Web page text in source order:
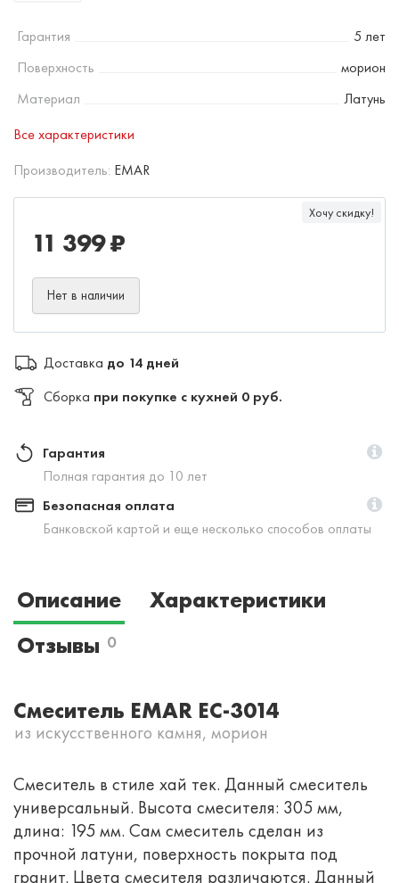
Гарантия
5 лет
Поверхность
морион
Материал
Латунь
Все характеристики
Производитель: EMAR
Хочу скидку!
11 399 ₽
Нет в наличии
Доставка до 14 дней
Сборка при покупке с кухней 0 руб.
Гарантия
Полная гарантия до 10 лет
Безопасная оплата
Банковской картой и еще несколько способов оплаты
Описание
Характеристики
Отзывы 0
Смеситель EMAR EC-3014
из искусственного камня, морион
Смеситель в стиле хай тек. Данный смеситель
универсальный. Высота смесителя: 305 мм,
длина: 195 мм. Сам смеситель сделан из
прочной латуни, поверхность покрыта под
гранит. Цвета смесителя различаются. Данный